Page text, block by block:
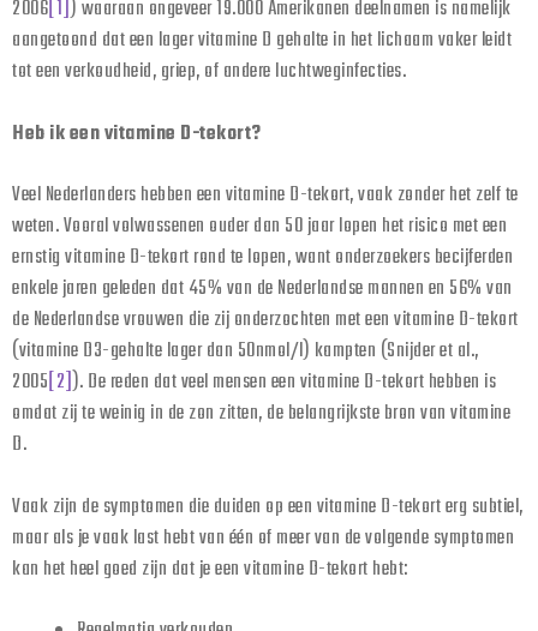
2006[1]) waaraan ongeveer 19.000 Amerikanen deelnamen is namelijk
aangetoond dat een lager vitamine D gehalte in het lichaam vaker leidt
tot een verkoudheid, griep, of andere luchtweginfecties.
Heb ik een vitamine D-tekort?
Veel Nederlanders hebben een vitamine D-tekort, vaak zonder het zelf te
weten. Vooral volwassenen ouder dan 50 jaar lopen het risico met een
ernstig vitamine D-tekort rond te lopen, want onderzoekers becijferden
enkele jaren geleden dat 45% van de Nederlandse mannen en 56% van
de Nederlandse vrouwen die zij onderzochten met een vitamine D-tekort
(vitamine D3-gehalte lager dan 50nmol/l) kampten (Snijder et al.,
2005[2]). De reden dat veel mensen een vitamine D-tekort hebben is
omdat zij te weinig in de zon zitten, de belangrijkste bron van vitamine
D.
Vaak zijn de symptomen die duiden op een vitamine D-tekort erg subtiel,
maar als je vaak last hebt van één of meer van de volgende symptomen
kan het heel goed zijn dat je een vitamine D-tekort hebt: